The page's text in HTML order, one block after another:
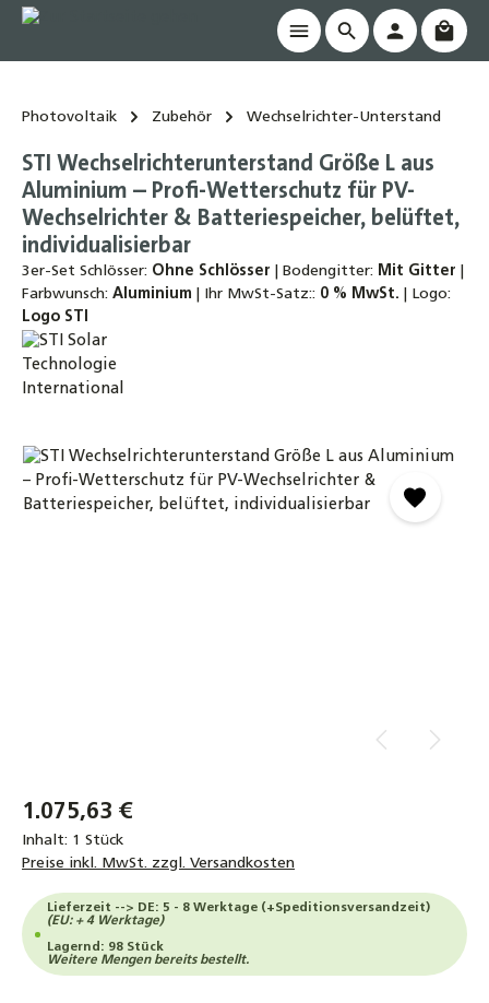
springen
Photovoltaik Zubehör Wechselrichter-Unterstand
STI Wechselrichterunterstand Größe L aus
Aluminium – Profi-Wetterschutz für PV-
Wechselrichter & Batteriespeicher, belüftet,
individualisierbar
3er-Set Schlösser: Ohne Schlösser Bodengitter: Mit Gitter
Farbwunsch: Aluminium Ihr MwSt-Satz:: 0 % MwSt.
Logo:
Logo STI
Bildergalerie überspringen
1.075,63 €
Inhalt: 1 Stück
Preise inkl. MwSt. zzgl. Versandkosten
Lieferzeit --> DE: 5 - 8 Werktage (+Speditionsversandzeit)
(EU: + 4 Werktage)
Lagernd: 98 Stück
Weitere Mengen bereits bestellt.